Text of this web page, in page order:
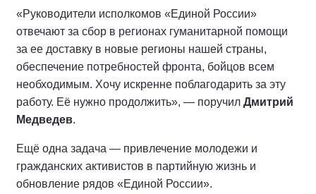
«Руководители исполкомов «Единой России»
отвечают за сбор в регионах гуманитарной помощи
за ее доставку в новые регионы нашей страны,
обеспечение потребностей фронта, бойцов всем
необходимым. Хочу искренне поблагодарить за эту
работу. Её нужно продолжить», — поручил Дмитрий
Медведев.
Ещё одна задача — привлечение молодежи и
гражданских активистов в партийную жизнь и
обновление рядов «Единой России».